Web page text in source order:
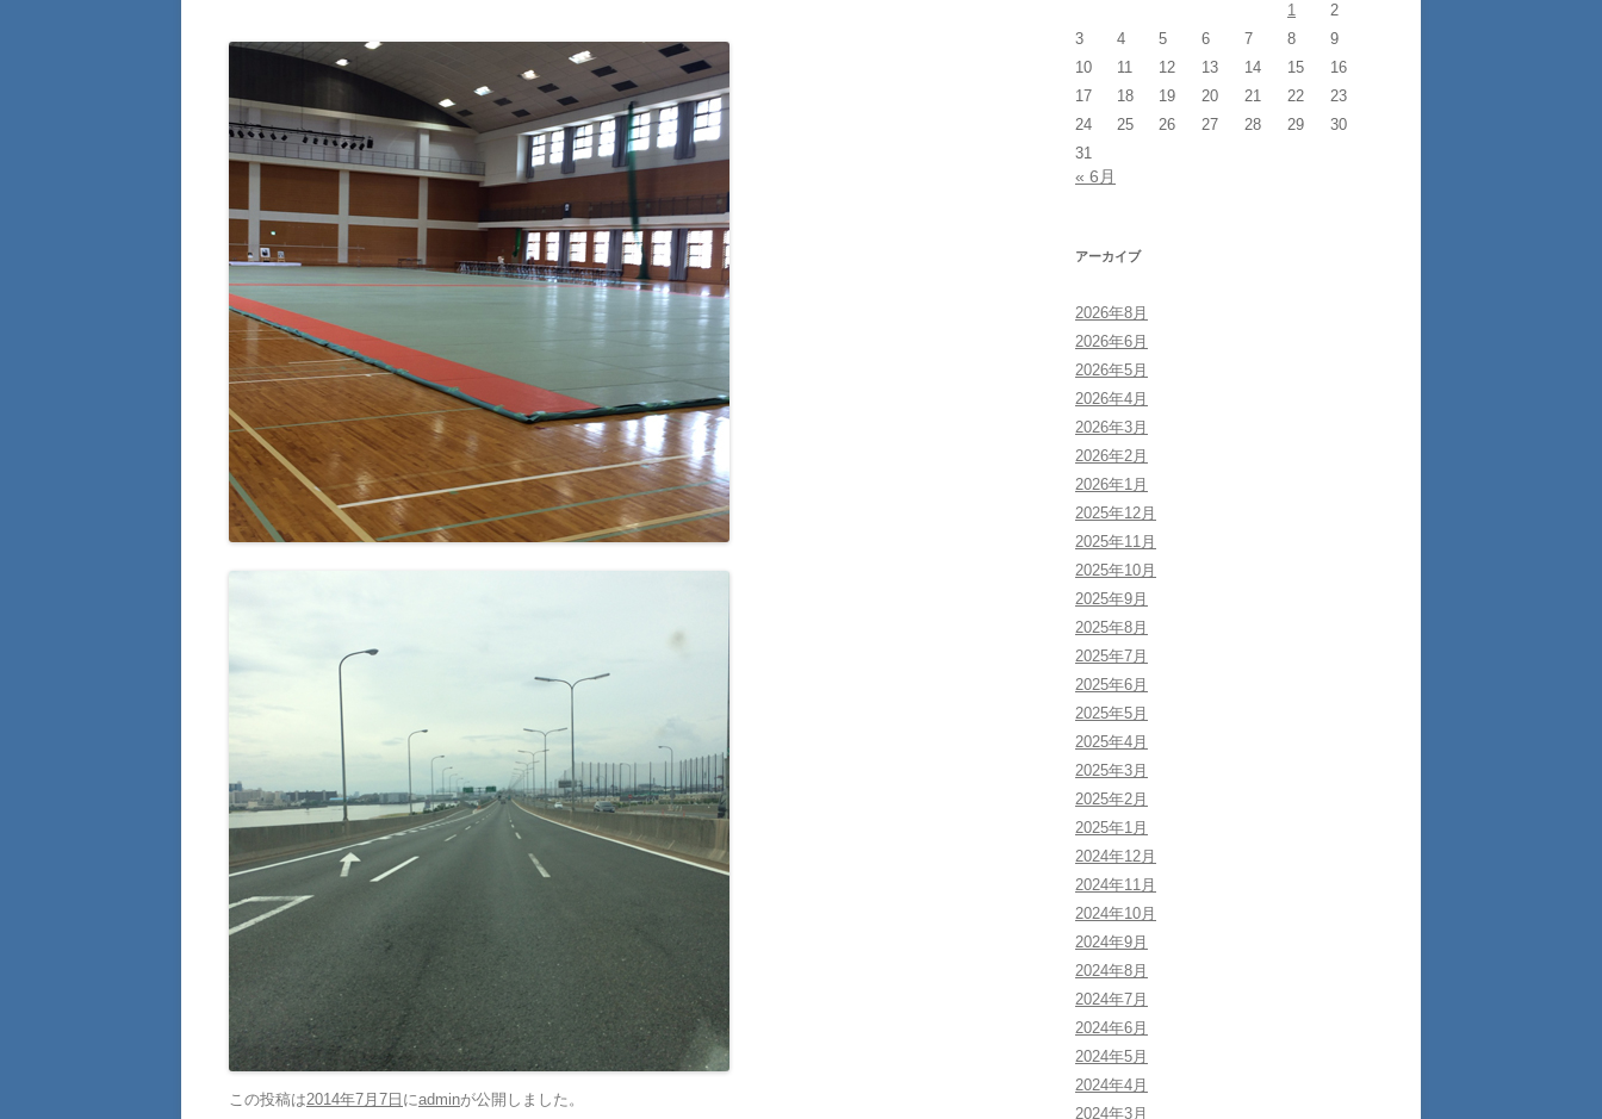
この投稿は2014年7月7日 にadminが公開しました 。
1
2
3
4 5 6 7 8
9
10
11 12 13 14 15
16
17
18 19 20 21 22
23
24
25 26 27 28 29
30
31
« 6月
アーカイブ
2026年8月
2026年6月
2026年5月
2026年4月
2026年3月
2026年2月
2026年1月
2025年12月
2025年11月
2025年10月
2025年9月
2025年8月
2025年7月
2025年6月
2025年5月
2025年4月
2025年3月
2025年2月
2025年1月
2024年12月
2024年11月
2024年10月
2024年9月
2024年8月
2024年7月
2024年6月
2024年5月
2024年4月
2024年3月